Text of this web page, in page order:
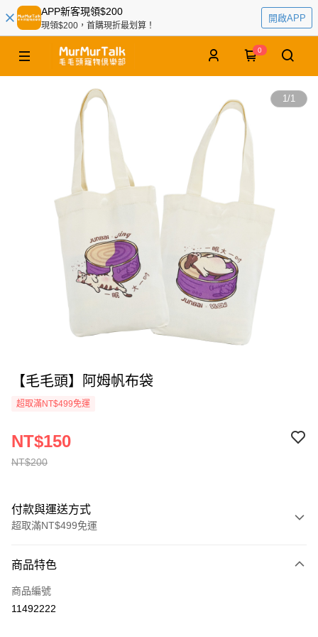
APP新客現領$200
現領$200，首購現折最划算！
開啟APP
0
1/1
【毛毛頭】阿姆帆布袋
超取滿NT$499免運
NT$200
NT$150
付款與運送方式
超取滿NT$499免運
信用卡一次付款
信用卡分期付款
商品特色
商品編號
11492222